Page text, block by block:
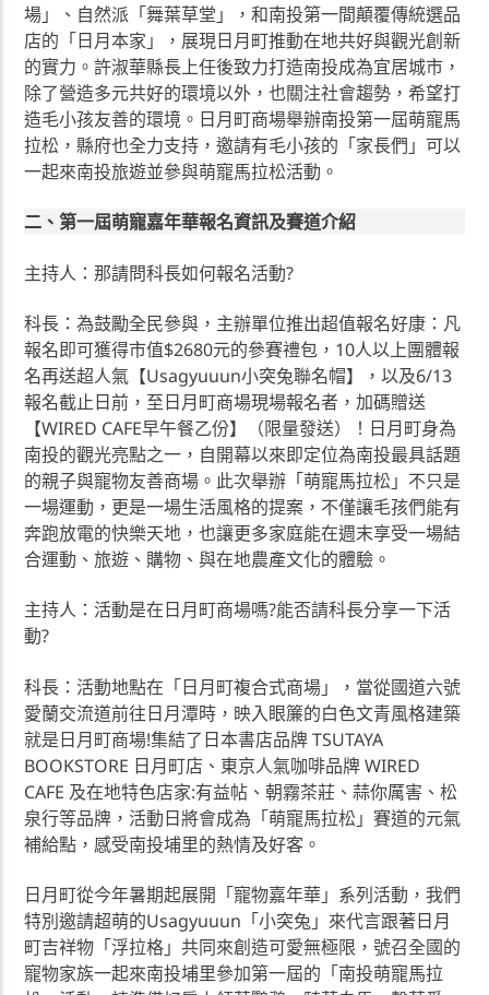
場」、自然派「舞葉草堂」，和南投第一間顛覆傳統選品
店的「日月本家」，展現日月町推動在地共好與觀光創新
的實力。許淑華縣長上任後致力打造南投成為宜居城市，
除了營造多元共好的環境以外，也關注社會趨勢，希望打
造毛小孩友善的環境。日月町商場舉辦南投第一屆萌寵馬
拉松，縣府也全力支持，邀請有毛小孩的「家長們」可以
一起來南投旅遊並參與萌寵馬拉松活動。
二、第一屆萌寵嘉年華報名資訊及賽道介紹
主持人：那請問科長如何報名活動?
科長：為鼓勵全民參與，主辦單位推出超值報名好康：凡
報名即可獲得市值$2680元的參賽禮包，10人以上團體報
名再送超人氣【Usagyuuun小突兔聯名帽】，以及6/13
報名截止日前，至日月町商場現場報名者，加碼贈送
【WIRED CAFE早午餐乙份】（限量發送）！日月町身為
南投的觀光亮點之一，自開幕以來即定位為南投最具話題
的親子與寵物友善商場。此次舉辦「萌寵馬拉松」不只是
一場運動，更是一場生活風格的提案，不僅讓毛孩們能有
奔跑放電的快樂天地，也讓更多家庭能在週末享受一場結
合運動、旅遊、購物、與在地農產文化的體驗。
主持人：活動是在日月町商場嗎?能否請科長分享一下活
動?
科長：活動地點在「日月町複合式商場」，當從國道六號
愛蘭交流道前往日月潭時，映入眼簾的白色文青風格建築
就是日月町商場!集結了日本書店品牌 TSUTAYA
BOOKSTORE 日月町店、東京人氣咖啡品牌 WIRED
CAFE 及在地特色店家:有益帖、朝霧茶莊、蒜你厲害、松
泉行等品牌，活動日將會成為「萌寵馬拉松」賽道的元氣
補給點，感受南投埔里的熱情及好客。
日月町從今年暑期起展開「寵物嘉年華」系列活動，我們
特別邀請超萌的Usagyuuun「小突兔」來代言跟著日月
町吉祥物「浮拉格」共同來創造可愛無極限，號召全國的
寵物家族一起來南投埔里參加第一屆的「南投萌寵馬拉